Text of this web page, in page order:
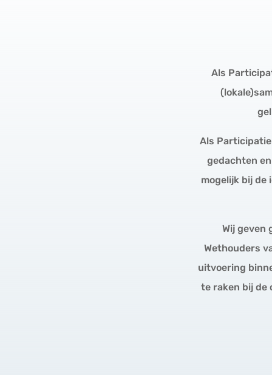
Als
Als
gedachten
mogelijk bij de
Wij geven
Wethouders
uitvoering
te raken bij de